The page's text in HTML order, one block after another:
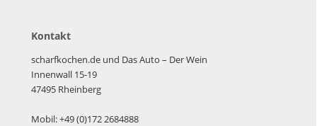
Kontakt
scharfkochen.de und Das Auto – Der Wein
Innenwall 15-19
47495 Rheinberg
Mobil: +49 (0)172 2684888